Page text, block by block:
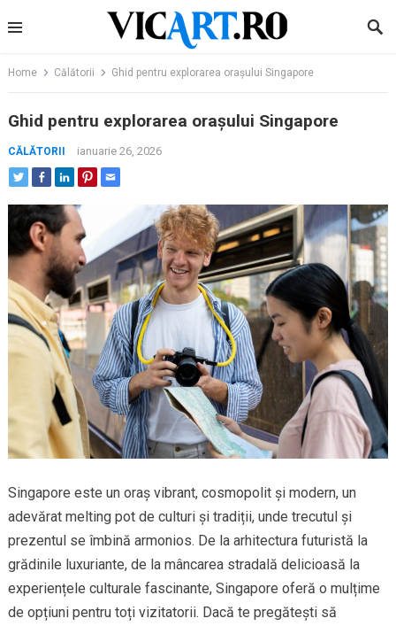
to
Home Călătorii Ghid pentru explorarea orașului Singapore
Ghid pentru explorarea orașului Singapore
CĂLĂTORII ianuarie 26, 2026
Singapore este un oraș vibrant, cosmopolit și modern, un
adevărat melting pot de culturi și tradiții, unde trecutul și
prezentul se îmbină armonios. De la arhitectura futuristă la
grădinile luxuriante, de la mâncarea stradală delicioasă la
experiențele culturale fascinante, Singapore oferă o mulțime
de opțiuni pentru toți vizitatorii. Dacă te pregătești să